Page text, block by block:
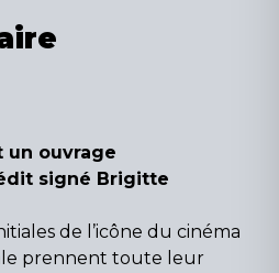
un ouvrage
signé Brigitte
de l’icône du cinéma
prennent toute leur